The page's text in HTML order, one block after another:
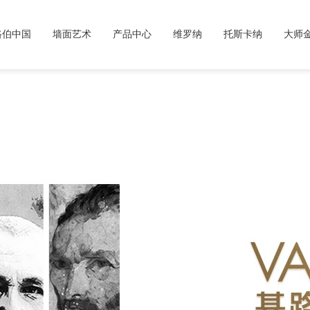
中国 墙面艺术 产品中心 维罗纳 托斯卡纳 大师